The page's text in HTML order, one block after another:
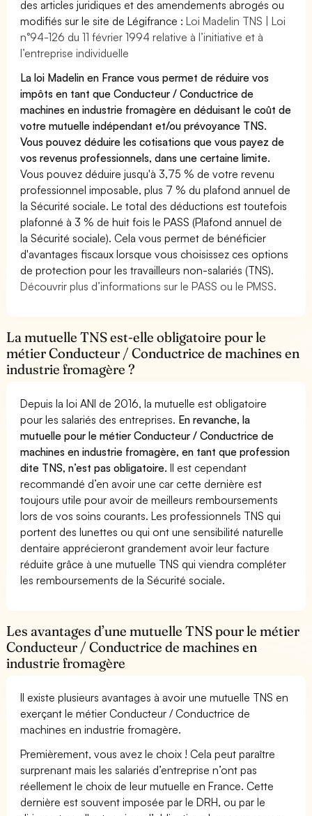
des articles juridiques et des amendements abrogés ou
modifiés sur le site de Légifrance :Loi Madelin TNS | Loi
n°94-126 du 11 février 1994 relative à l’initiative et à
l’entreprise individuelle
La loi Madelin en France vous permet de réduire vos
impôts en tant que Conducteur / Conductrice de
machines en industrie fromagère en déduisant le coût de
votre mutuelle indépendant et/ou prévoyance TNS.
Vous pouvez déduire les cotisations que vous payez de
vos revenus professionnels, dans une certaine limite.
Vous pouvez déduire jusqu'à 3,75 % de votre revenu
professionnel imposable, plus 7 % du plafond annuel de
la Sécurité sociale. Le total des déductions est toutefois
plafonné à 3 % de huit fois le PASS (Plafond annuel de
la Sécurité sociale). Cela vous permet de bénéficier
d'avantages fiscaux lorsque vous choisissez ces options
de protection pour les travailleurs non-salariés (TNS).
Découvrir plus d’informations sur le PASS ou le PMSS.
La mutuelle TNS est-elle obligatoire pour le
métier Conducteur / Conductrice de machines en
industrie fromagère ?
Depuis la loi ANI de 2016, la mutuelle est obligatoire
pour les salariés des entreprises. En revanche, la
mutuelle pour le métier Conducteur / Conductrice de
machines en industrie fromagère, en tant que profession
dite TNS, n’est pas obligatoire.Il est cependant
recommandé d’en avoir une car cette dernière est
toujours utile pour avoir de meilleurs remboursements
lors de vos soins courants. Les professionnels TNS qui
portent des lunettes ou qui ont une sensibilité naturelle
dentaire apprécieront grandement avoir leur facture
réduite grâce à une mutuelle TNS qui viendra compléter
les remboursements de la Sécurité sociale.
Les avantages d’une mutuelle TNS pour le métier
Conducteur / Conductrice de machines en
industrie fromagère
Il existe plusieurs avantages à avoir une mutuelle TNS en
exerçant le métier Conducteur / Conductrice de
machines en industrie fromagère.
Premièrement, vous avez le choix ! Cela peut paraître
surprenant mais les salariés d’entreprise n’ont pas
réellement le choix de leur mutuelle en France. Cette
dernière est souvent imposée par le DRH, ou par le